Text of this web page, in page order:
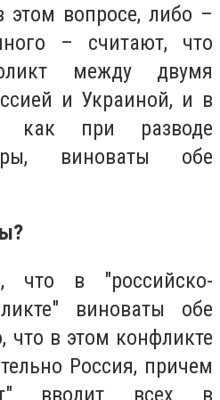
этом вопросе, либо –
– считают, что
между двумя
и Украиной, и в
как при разводе
виноваты обе
в "российско-
виноваты обе
что в этом конфликте
Россия, причем
вводит всех в